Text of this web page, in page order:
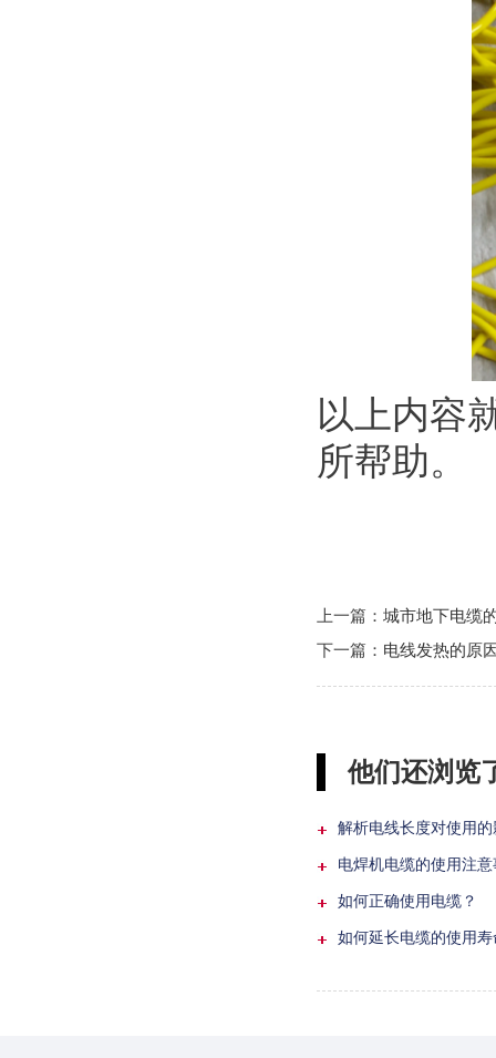
以上内容
所帮助。
上一篇： 城市地下电缆
下一篇： 电线发热的原
他们还浏览
解析电线长度对使用的
电焊机电缆的使用注意
如何正确使用电缆？
如何延长电缆的使用寿